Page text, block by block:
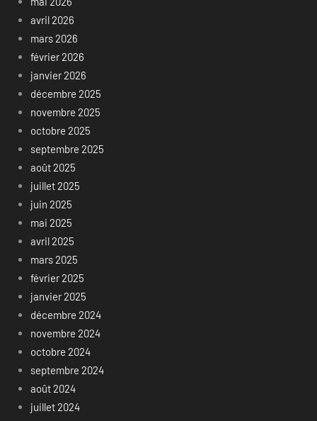
avril 2026
mars 2026
février 2026
janvier 2026
décembre 2025
novembre 2025
octobre 2025
septembre 2025
août 2025
juillet 2025
juin 2025
mai 2025
avril 2025
mars 2025
février 2025
janvier 2025
décembre 2024
novembre 2024
octobre 2024
septembre 2024
août 2024
juillet 2024